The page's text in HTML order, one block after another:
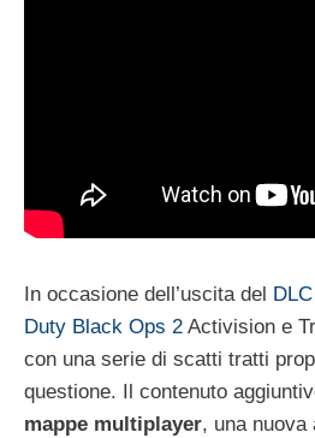
In occasione dell’uscita del
Duty Black Ops 2 Activision e
con una serie di scatti tratti
questione. Il contenuto
mappe multiplayer, una nuova